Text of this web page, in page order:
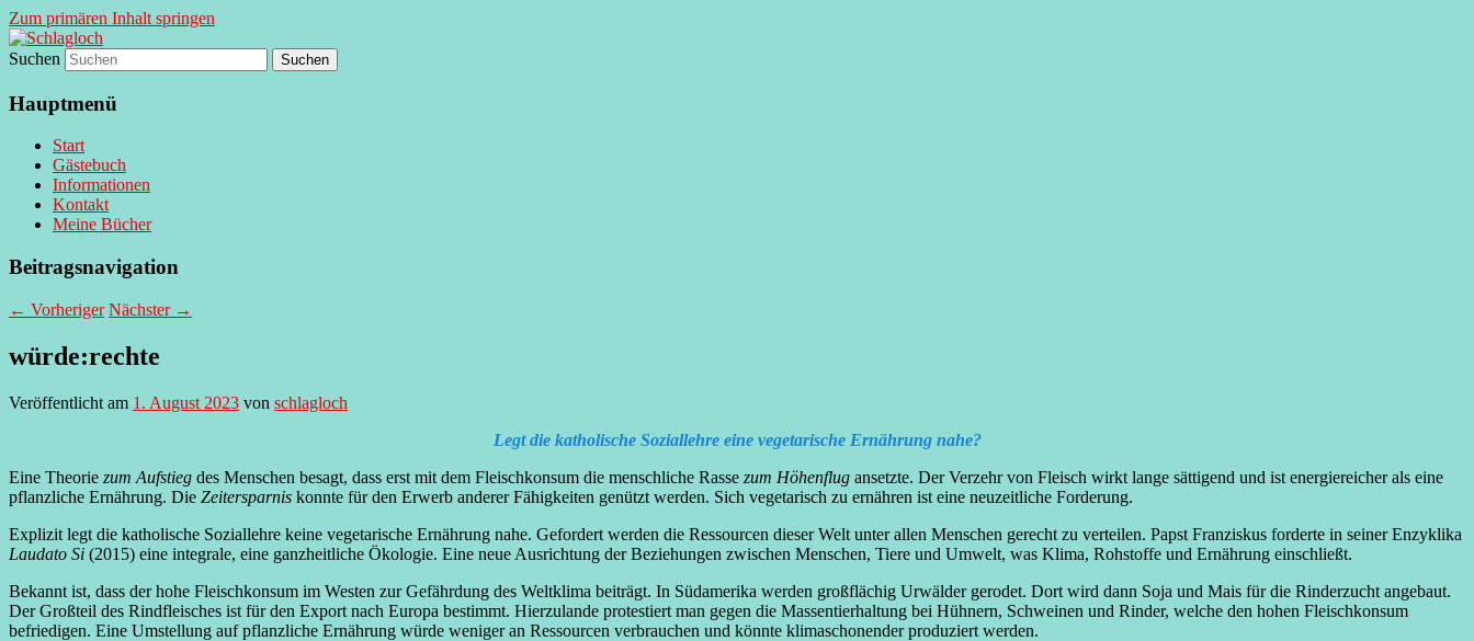
Zum primären Inhalt springen
Schlagloch
supersberger taggedanken
Suchen
Hauptmenü
Start
Gästebuch
Informationen
Kontakt
Meine Bücher
Beitragsnavigation
← Vorheriger Nächster →
würde:rechte
Veröffentlicht am 1. August 2023 von schlagloch
Legt die katholische Soziallehre eine vegetarische Ernährung nahe?
Eine Theorie zum Aufstieg des Menschen besagt, dass erst mit dem Fleischkonsum die menschliche Rasse zum Höhenflug ansetzte. Der Verzehr von Fleisch wirkt lange sättigend und ist energiereicher als eine
pflanzliche Ernährung. Die Zeitersparnis konnte für den Erwerb anderer Fähigkeiten genützt werden. Sich vegetarisch zu ernähren ist eine neuzeitliche Forderung.
Explizit legt die katholische Soziallehre keine vegetarische Ernährung nahe. Gefordert werden die Ressourcen dieser Welt unter allen Menschen gerecht zu verteilen. Papst Franziskus forderte in seiner Enzyklika
Laudato Si (2015) eine integrale, eine ganzheitliche Ökologie. Eine neue Ausrichtung der Beziehungen zwischen Menschen, Tiere und Umwelt, was Klima, Rohstoffe und Ernährung einschließt.
Bekannt ist, dass der hohe Fleischkonsum im Westen zur Gefährdung des Weltklima beiträgt. In Südamerika werden großflächig Urwälder gerodet. Dort wird dann Soja und Mais für die Rinderzucht angebaut.
Der Großteil des Rindfleisches ist für den Export nach Europa bestimmt. Hierzulande protestiert man gegen die Massentierhaltung bei Hühnern, Schweinen und Rinder, welche den hohen Fleischkonsum
befriedigen. Eine Umstellung auf pflanzliche Ernährung würde weniger an Ressourcen verbrauchen und könnte klimaschonender produziert werden.